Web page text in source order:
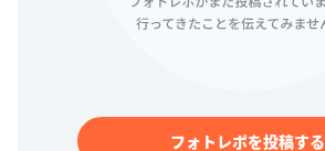
フォトレポを投稿する